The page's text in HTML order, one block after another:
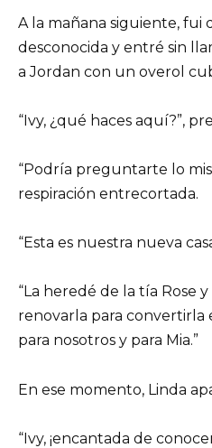
A la mañana siguiente, fui
desconocida y entré sin
a Jordan con un overol
“Ivy, ¿qué haces aquí?”,
“Podría preguntarte lo
respiración entrecortada.
“Esta es nuestra nueva
“La heredé de la tía Rose
renovarla para convertirla
para nosotros y para Mia.”
En ese momento, Linda
“Ivy, ¡encantada de